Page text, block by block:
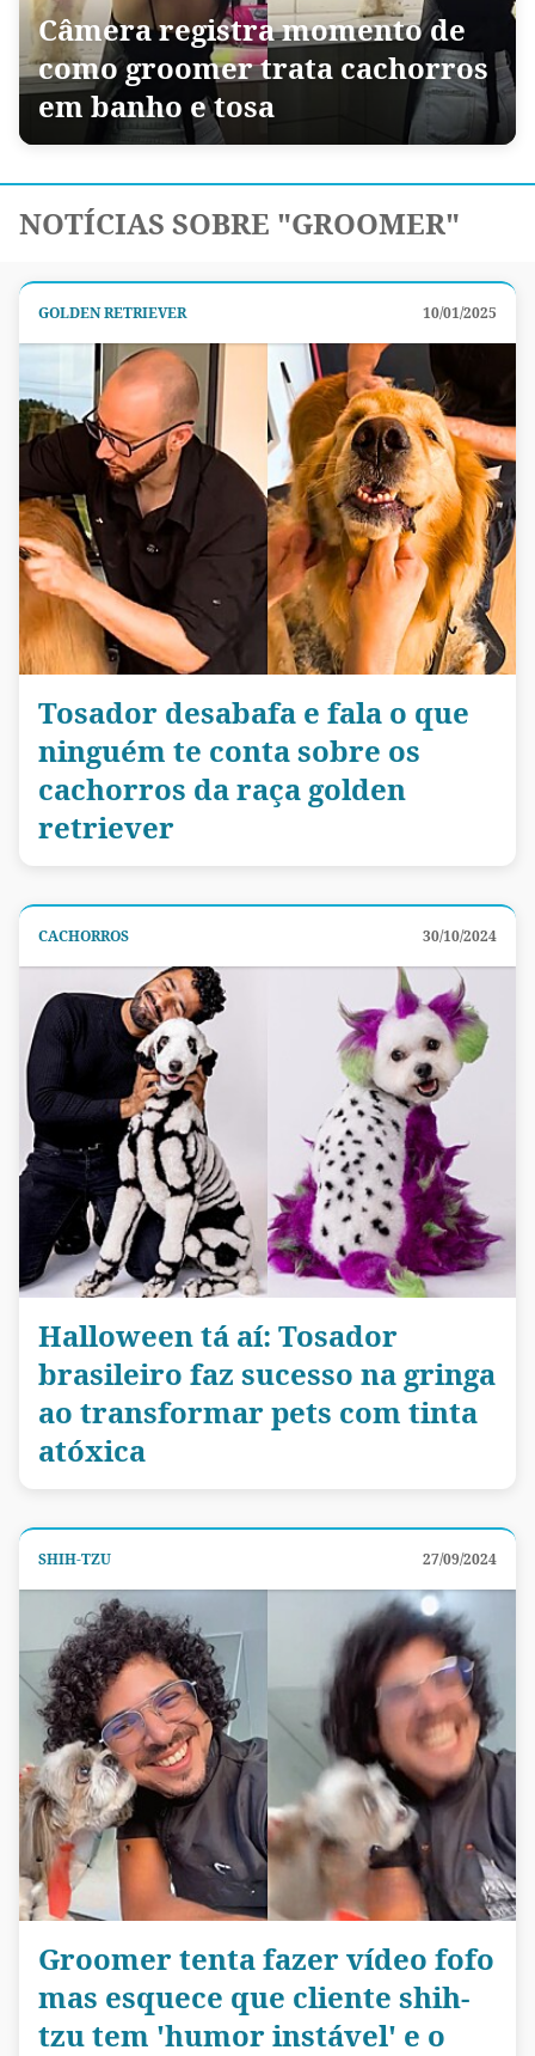
Câmera registra momento de
como groomer trata cachorros
em banho e tosa
NOTÍCIAS SOBRE "GROOMER"
GOLDEN RETRIEVER 10/01/2025
Tosador desabafa e fala o que
ninguém te conta sobre os
cachorros da raça golden
retriever
CACHORROS 30/10/2024
Halloween tá aí: Tosador
brasileiro faz sucesso na gringa
ao transformar pets com tinta
atóxica
SHIH-TZU 27/09/2024
Groomer tenta fazer vídeo fofo
mas esquece que cliente shih-
tzu tem 'humor instável' e o